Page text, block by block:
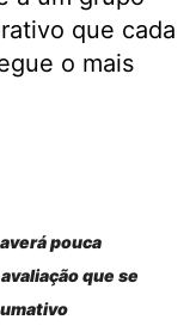
que cada
o mais
pouca
que se